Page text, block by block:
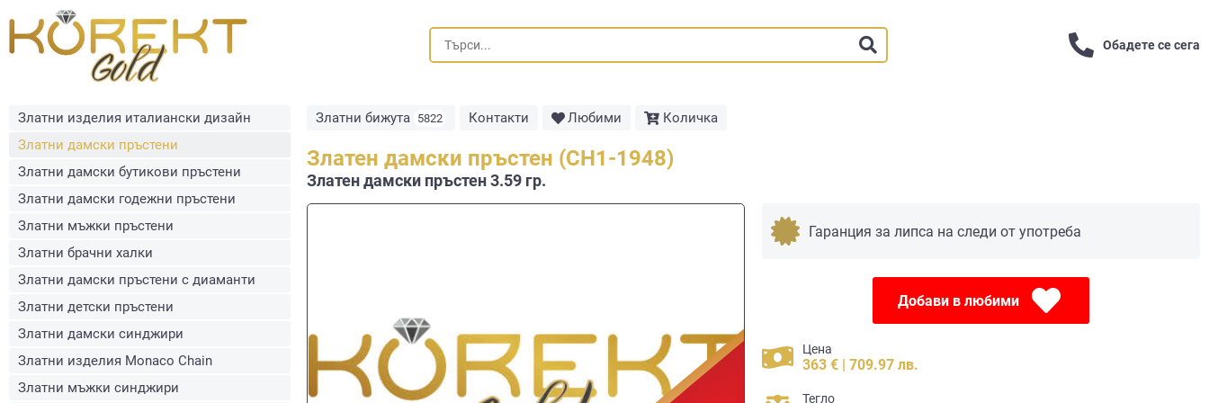
Обадете се сега
Златни изделия италиански дизайн
Златни дамски пръстени
Златни дамски бутикови пръстени
Златни дамски годежни пръстени
Златни мъжки пръстени
Златни брачни халки
Златни дамски пръстени с диаманти
Златни детски пръстени
Златни дамски синджири
Златни изделия Monaco Chain
Златни мъжки синджири
Златни бижута 5822 Контакти Любими Количка
Златен дамски пръстен (СН1-1948)
Златен дамски пръстен 3.59 гр.
Гаранция за липса на следи от употреба
Добави в любими
Цена
363 € | 709.97 лв.
Тегло